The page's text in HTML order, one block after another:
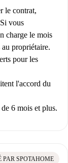
le contrat,
vous
charge le mois
propriétaire.
pour les
l'accord du
6 mois et plus.
PAR SPOTAHOME